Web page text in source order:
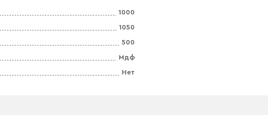
1000
1050
500
Мдф
Нет